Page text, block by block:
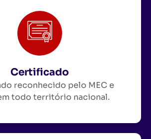
Certificado
reconhecido pelo MEC e
todo território nacional.